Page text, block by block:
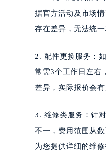
据官方活动及市场
存在差异，无法统
2. 配件更换服务：
常需3个工作日左右
差异，实际报价会
3. 维修类服务：针
不一，费用范围从
为您提供详细的维